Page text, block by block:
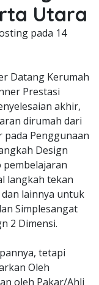
Utara
pada 14
Datang Kerumah
Prestasi
akhir,
dirumah dari
Penggunaan
Design
langkah tekan
lainnya untuk
Simplesangat
2 Dimensi.
tetapi
Oleh
oleh Pakar/Ahli